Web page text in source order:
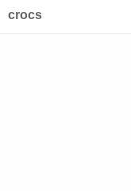
crocs